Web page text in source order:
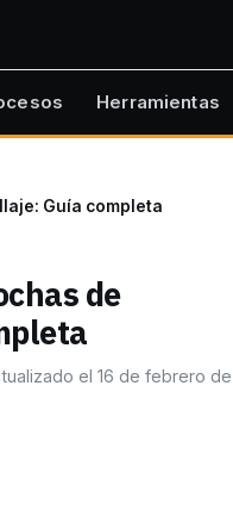
Herramientas
Guía completa
de
el 16 de febrero de